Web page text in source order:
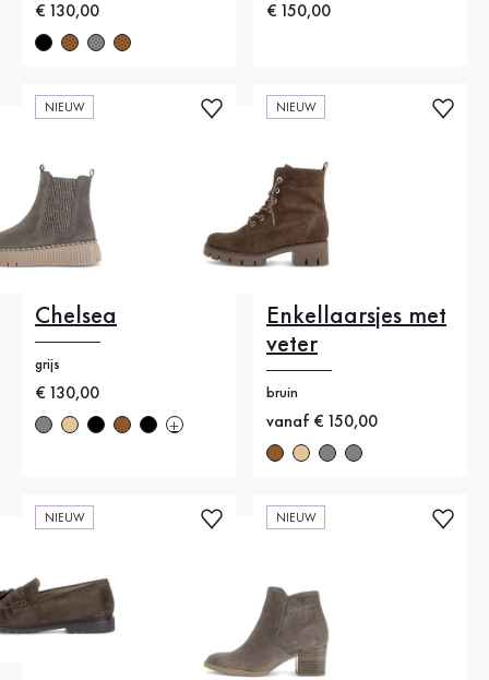
Nieuwe prijs
€ 130,00 Nieuwe prijs
€ 150,00
NIEUW
Chelsea
grijs
Nieuwe prijs
€ 130,00
NIEUW
Enkellaarsjes met
veter
bruin
Nieuwe prijs
vanaf € 150,00
NIEUW NIEUW